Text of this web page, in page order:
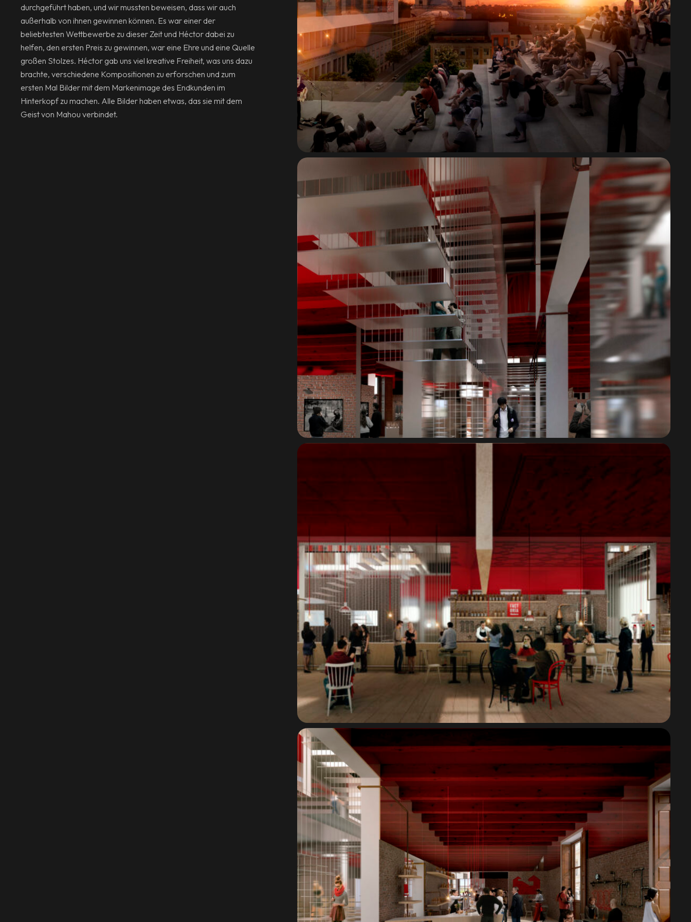
durchgeführt haben, und wir mussten beweisen, dass wir auch
außerhalb von ihnen gewinnen können. Es war einer der
beliebtesten Wettbewerbe zu dieser Zeit und Héctor dabei zu
helfen, den ersten Preis zu gewinnen, war eine Ehre und eine Quelle
großen Stolzes. Héctor gab uns viel kreative Freiheit, was uns dazu
brachte, verschiedene Kompositionen zu erforschen und zum
ersten Mal Bilder mit dem Markenimage des Endkunden im
Hinterkopf zu machen. Alle Bilder haben etwas, das sie mit dem
Geist von Mahou verbindet.